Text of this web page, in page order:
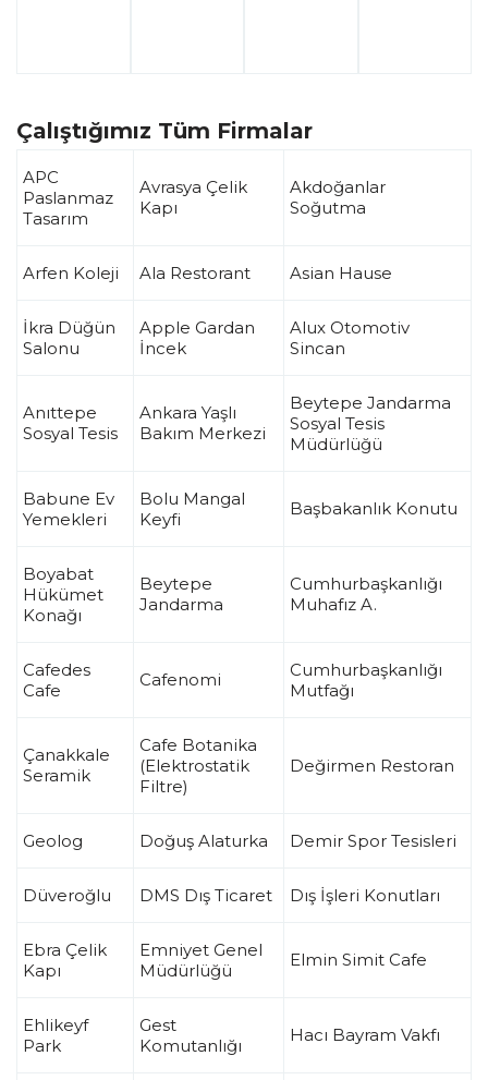
Çalıştığımız Tüm Firmalar
APC
Paslanmaz
Tasarım
Avrasya Çelik
Kapı
Akdoğanlar
Soğutma
Arfen Koleji Ala Restorant Asian Hause
İkra Düğün
Salonu
Apple Gardan
İncek
Alux Otomotiv
Sincan
Anıttepe
Sosyal Tesis
Ankara Yaşlı
Bakım Merkezi
Beytepe Jandarma
Sosyal Tesis
Müdürlüğü
Babune Ev
Yemekleri
Bolu Mangal
Keyfi
Başbakanlık Konutu
Boyabat
Hükümet
Konağı
Beytepe
Jandarma
Cumhurbaşkanlığı
Muhafız A.
Cafedes
Cafe
Cafenomi
Cumhurbaşkanlığı
Mutfağı
Çanakkale
Seramik
Cafe Botanika
(Elektrostatik
Filtre)
Değirmen Restoran
Geolog Doğuş Alaturka Demir Spor Tesisleri
Düveroğlu DMS Dış Ticaret Dış İşleri Konutları
Ebra Çelik
Kapı
Emniyet Genel
Müdürlüğü
Elmin Simit Cafe
Ehlikeyf
Park
Gest
Komutanlığı
Hacı Bayram Vakfı